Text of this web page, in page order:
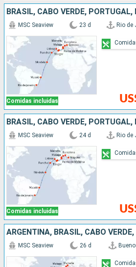
Comidas incluidas
MSC Seaview 23 d Rio de
Comidas incluidas
MSC Seaview 24 d Rio de
MSC Seaview 26 d